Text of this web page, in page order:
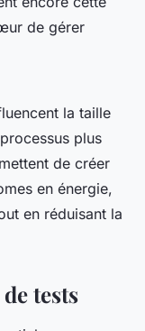
de gérer
la taille
plus
de créer
en énergie,
en réduisant la
tests